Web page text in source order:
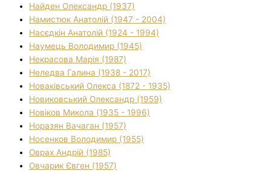
Найден Олександр (1937)
Намистюк Анатолій (1947 - 2004)
Насєдкін Анатолій (1924 - 1994)
Наумець Володимир (1945)
Некрасова Марія (1987)
Неледва Галина (1938 - 2017)
Новаківський Олекса (1872 - 1935)
Новиковський Олександр (1959)
Новіков Микола (1935 - 1996)
Норазян Вачаган (1957)
Носенков Володимир (1955)
Оврах Андрій (1985)
Овчарик Євген (1957)